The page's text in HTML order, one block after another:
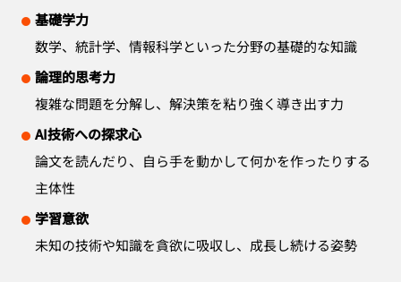
基礎学力
数学、統計学、情報科学といった分野の基礎的な知識
論理的思考力
複雑な問題を分解し、解決策を粘り強く導き出す力
AI技術への探求心
論文を読んだり、自ら手を動かして何かを作ったりする
主体性
学習意欲
未知の技術や知識を貪欲に吸収し、成長し続ける姿勢